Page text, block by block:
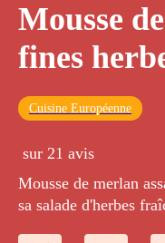
Mousse
fines
Cuisine Européenne
sur 21 avis
Mousse de merlan
sa salade d'herbes